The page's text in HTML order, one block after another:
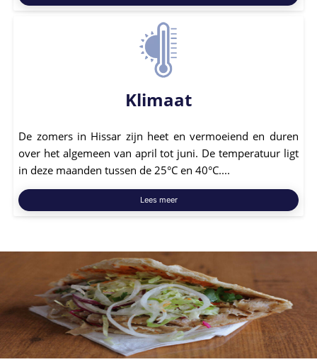
Klimaat
De zomers in Hissar zijn heet en vermoeiend en duren
over het algemeen van april tot juni. De temperatuur ligt
in deze maanden tussen de 25°C en 40°C....
Lees meer